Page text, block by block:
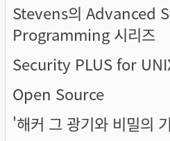
Stevens의 Advanced
Programming 시리즈
Security PLUS for
Open Source
'해커 그 광기와 비밀의